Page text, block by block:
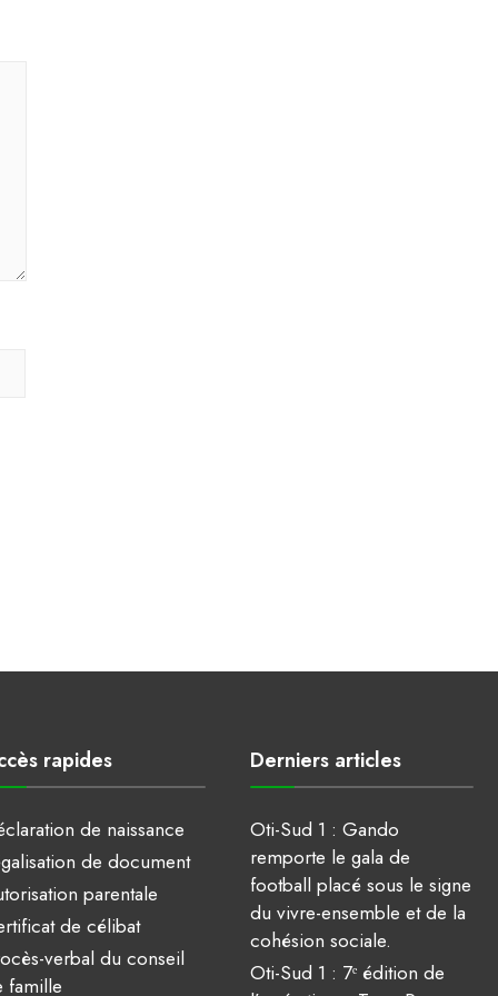
rapides
de naissance
de document
parentale
de célibat
verbal du conseil
famille
Derniers articles
Oti-Sud 1 : Gando
remporte le gala de
football placé sous le signe
du vivre-ensemble et de la
cohésion sociale.
Oti-Sud 1 : 7ᵉ édition de